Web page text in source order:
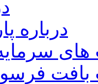
درباره
بافت